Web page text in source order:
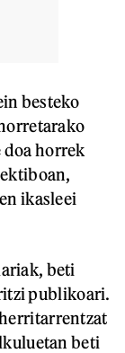
besteko
doa horrek
ikasleei
beti
publikoari.
beti